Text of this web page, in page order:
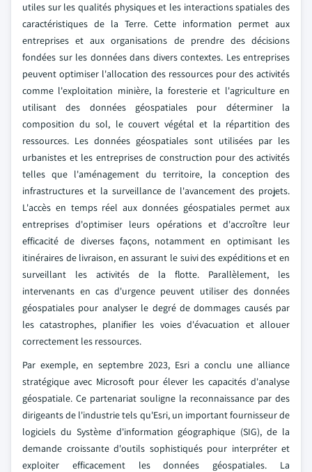
utiles sur les qualités physiques et les interactions spatiales des
caractéristiques de la Terre. Cette information permet aux
entreprises et aux organisations de prendre des décisions
fondées sur les données dans divers contextes. Les entreprises
peuvent optimiser l'allocation des ressources pour des activités
comme l'exploitation minière, la foresterie et l'agriculture en
utilisant des données géospatiales pour déterminer la
composition du sol, le couvert végétal et la répartition des
ressources. Les données géospatiales sont utilisées par les
urbanistes et les entreprises de construction pour des activités
telles que l'aménagement du territoire, la conception des
infrastructures et la surveillance de l'avancement des projets.
L'accès en temps réel aux données géospatiales permet aux
entreprises d'optimiser leurs opérations et d'accroître leur
efficacité de diverses façons, notamment en optimisant les
itinéraires de livraison, en assurant le suivi des expéditions et en
surveillant les activités de la flotte. Parallèlement, les
intervenants en cas d'urgence peuvent utiliser des données
géospatiales pour analyser le degré de dommages causés par
les catastrophes, planifier les voies d'évacuation et allouer
correctement les ressources.
Par exemple, en septembre 2023, Esri a conclu une alliance
stratégique avec Microsoft pour élever les capacités d'analyse
géospatiale. Ce partenariat souligne la reconnaissance par des
dirigeants de l'industrie tels qu'Esri, un important fournisseur de
logiciels du Système d'information géographique (SIG), de la
demande croissante d'outils sophistiqués pour interpréter et
exploiter efficacement les données géospatiales. La